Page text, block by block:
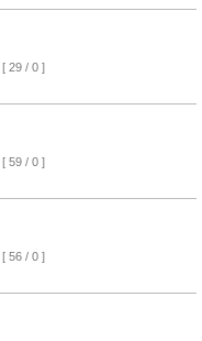
[ 29 / 0 ]
[ 59 / 0 ]
[ 56 / 0 ]